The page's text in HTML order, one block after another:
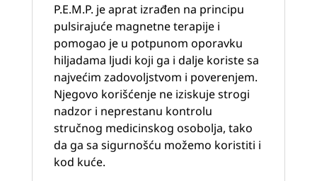
P.E.M.P. je aprat izrađen na principu
pulsirajuće magnetne terapije i
pomogao je u potpunom oporavku
hiljadama ljudi koji ga i dalje koriste sa
najvećim zadovoljstvom i poverenjem.
Njegovo korišćenje ne iziskuje strogi
nadzor i neprestanu kontrolu
stručnog medicinskog osobolja, tako
da ga sa sigurnošću možemo koristiti i
kod kuće.